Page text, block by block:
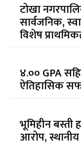
टोखा
सार्वजनिक,
विशेष
४.०० GPA
ऐतिहासिक
भूमिहीन बस्ती
आरोप,